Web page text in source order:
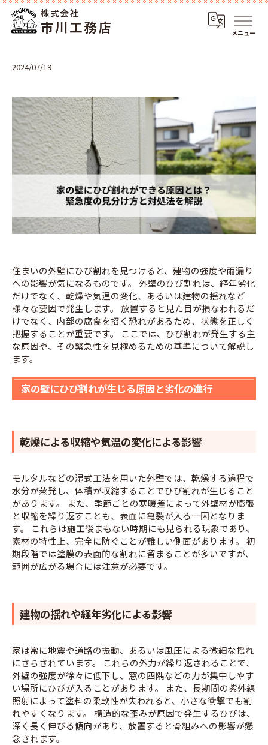
メニュー
2024/07/19
住まいの外壁にひび割れを見つけると、建物の強度や雨漏り
への影響が気になるものです。 外壁のひび割れは、経年劣化
だけでなく、乾燥や気温の変化、あるいは建物の揺れなど
様々な要因で発生します。 放置すると見た目が損なわれるだ
けでなく、内部の腐食を招く恐れがあるため、状態を正しく
把握することが重要です。 ここでは、ひび割れが発生する主
な原因や、その緊急性を見極めるための基準について解説し
ます。
家の壁にひび割れが生じる原因と劣化の進行
乾燥による収縮や気温の変化による影響
モルタルなどの湿式工法を用いた外壁では、乾燥する過程で
水分が蒸発し、体積が収縮することでひび割れが生じること
があります。 また、季節ごとの寒暖差によって外壁材が膨張
と収縮を繰り返すことも、表面に亀裂が入る一因となりま
す。 これらは施工後まもない時期にも見られる現象であり、
素材の特性上、完全に防ぐことが難しい側面があります。 初
期段階では塗膜の表面的な割れに留まることが多いですが、
範囲が広がる場合には注意が必要です。
建物の揺れや経年劣化による影響
家は常に地震や道路の振動、あるいは風圧による微細な揺れ
にさらされています。 これらの外力が繰り返されることで、
外壁の強度が徐々に低下し、窓の四隅などの力が集中しやす
い場所にひびが入ることがあります。 また、長期間の紫外線
照射によって塗料の柔軟性が失われると、小さな衝撃でも割
れやすくなります。 構造的な歪みが原因で発生するひびは、
深く長く伸びる傾向があり、放置すると骨組みへの影響が懸
念されます。